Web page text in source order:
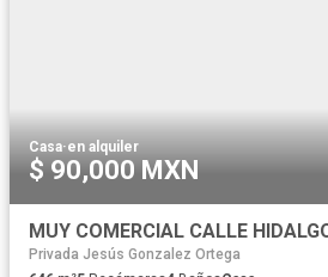
Casa·en alquiler
$ 90,000 MXN
MUY COMERCIAL CALLE
Privada Jesús Gonzalez Ortega